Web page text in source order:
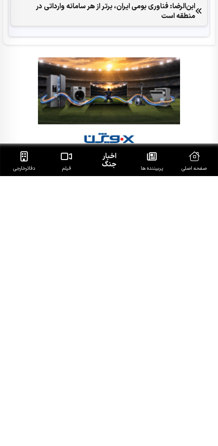
ابن‌الرضا: فناوری بومی ایران، برتر از هر سامانه وارداتی در
منطقه است
صفحه اصلی پربیننده ها
اخبار
جنگ فیلم دفاتر‌خارجی